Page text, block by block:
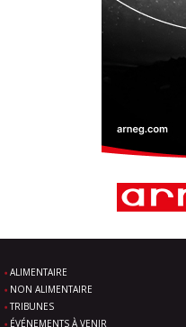
ALIMENTAIRE
NON ALIMENTAIRE
TRIBUNES
ÉVÉNEMENTS À VENIR